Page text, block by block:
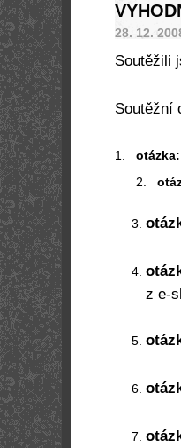
28. 12.
Soutěžili
Soutěžní
1. otázka:
2.
z e-